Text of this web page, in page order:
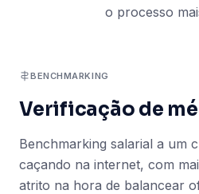
o processo
BENCHMARKING
Verificação de
Benchmarking salarial a um
caçando na internet, com
atrito na hora de balancear